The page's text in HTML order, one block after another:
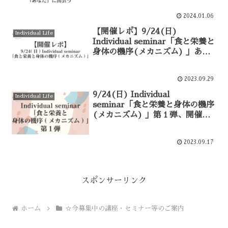
2024.01.06
Individual Life
【開催レポ】9/24(日)
Individual seminar「食と栄養と
身体の機序(メカニズム) 」あり
2023.09.29
Individual Life
9/24(日) Individual
seminar「食と栄養と身体の機序
(メカニズム) 」第１弾、開催し
2023.09.17
スポンサーリンク
ホーム ☆今募集中の講座・セミナー等のご案内